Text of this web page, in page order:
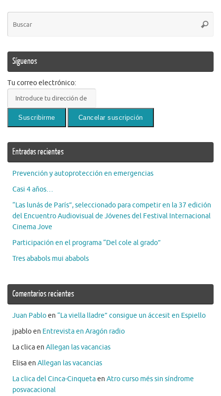
Síguenos
Tu correo electrónico:
Entradas recientes
Prevención y autoprotección en emergencias
Casi 4 años…
“Las lunás de París”, seleccionado para competir en la 37 edición
del Encuentro Audiovisual de Jóvenes del Festival Internacional
Cinema Jove
Participación en el programa “Del cole al grado”
Tres ababols mui ababols
Comentarios recientes
Juan Pabloen “La viella lladre” consigue un áccesit en Espiello
jpabloen Entrevista en Aragón radio
La clicaen Allegan las vacancias
Elisaen Allegan las vacancias
La clica del Cinca-Cinquetaen Atro curso més sin síndrome
posvacacional